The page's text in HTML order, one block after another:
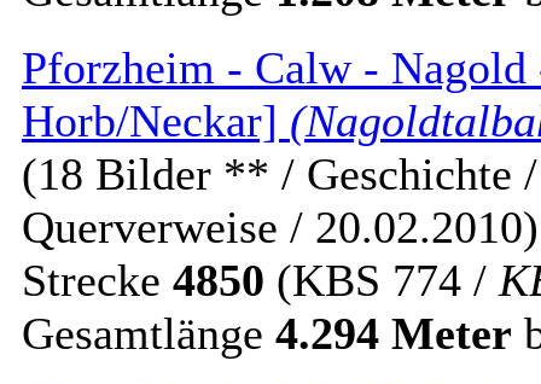
Pforzheim - Calw -
Horb/Neckar]
(18 Bilder ** / Geschichte
Querverweise / 20.02.2010)
Strecke 4850 (KBS 774 /
Gesamtlänge 4.294 Meter